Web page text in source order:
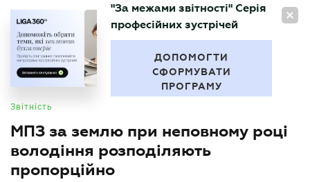
UA
БУХГАЛТЕР
"За межами звітності" Серія
професійних зустрічей
ДОПОМОГТИ
СФОРМУВАТИ
ПРОГРАМУ
Звітність
МПЗ за землю при неповному році
володіння розподіляють
пропорційно